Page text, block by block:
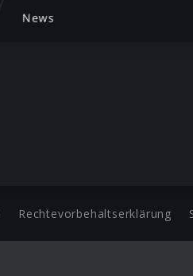
News
Rechtevorbehaltserklärung